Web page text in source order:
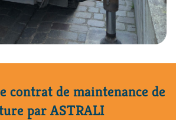
contrat de maintenance de
par ASTRALI